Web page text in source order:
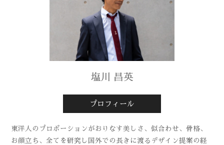
塩川 昌英
プロフィール
東洋人のプロポーションがおりなす美しさ、似合わせ、骨格、
お顔立ち、全てを研究し国外での長きに渡るデザイン提案の経